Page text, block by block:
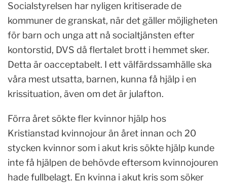
Socialstyrelsen har nyligen kritiserade de
kommuner de granskat, när det gäller möjligheten
för barn och unga att nå socialtjänsten efter
kontorstid, DVS då flertalet brott i hemmet sker.
Detta är oacceptabelt. I ett välfärdssamhälle ska
våra mest utsatta, barnen, kunna få hjälp i en
krissituation, även om det är julafton.
Förra året sökte fler kvinnor hjälp hos
Kristianstad kvinnojour än året innan och 20
stycken kvinnor som i akut kris sökte hjälp kunde
inte få hjälpen de behövde eftersom kvinnojouren
hade fullbelagt. En kvinna i akut kris som söker